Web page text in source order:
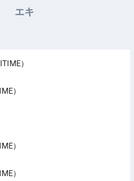
エキ
）
）
）
）